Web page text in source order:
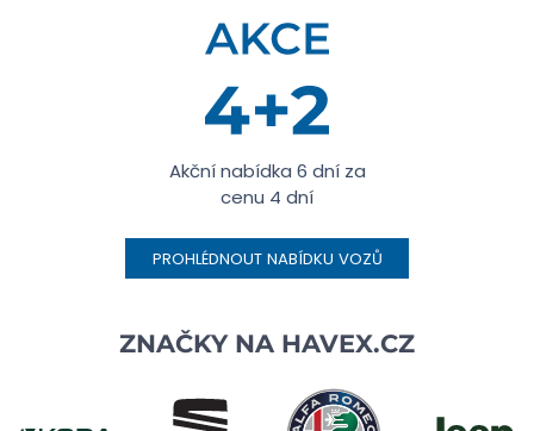
Akční nabídka 6 dní za
cenu 4 dní
PROHLÉDNOUT NABÍDKU VOZŮ
ZNAČKY NA HAVEX.CZ